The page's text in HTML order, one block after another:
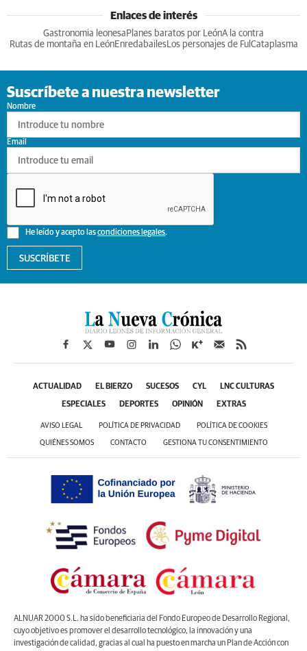
Enlaces de interés
Gastronomia leonesa Planes baratos por LeónA la contra
Rutas de montaña en LeónEnredabailesLos personajes de Ful Cataplasma
Suscríbete a nuestra newsletter
Nombre
He leído y acepto lascondiciones legales.
Email
SUSCRÍBETE
ACTUALIDAD EL BIERZO SUCESOS CYL LNC CULTURAS
ESPECIALES DEPORTES OPINIÓN EXTRAS
AVISO LEGAL POLÍTICA DE PRIVACIDAD POLÍTICA DE COOKIES
QUIÉNES SOMOS CONTACTO GESTIONA TU CONSENTIMIENTO
ALNUAR 2000 S.L. ha sido beneficiaria del Fondo Europeo de Desarrollo Regional,
cuyo objetivo es promover el desarrollo tecnológico, la innovación y una
investigación de calidad, gracias al cual ha puesto en marcha un Plan de Acción con